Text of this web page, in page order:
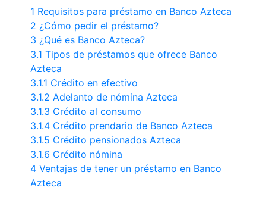
1 Requisitos para préstamo en Banco Azteca
2 ¿Cómo pedir el préstamo?
3 ¿Qué es Banco Azteca?
3.1 Tipos de préstamos que ofrece Banco
Azteca
3.1.1 Crédito en efectivo
3.1.2 Adelanto de nómina Azteca
3.1.3 Crédito al consumo
3.1.4 Crédito prendario de Banco Azteca
3.1.5 Crédito pensionados Azteca
3.1.6 Crédito nómina
4 Ventajas de tener un préstamo en Banco
Azteca